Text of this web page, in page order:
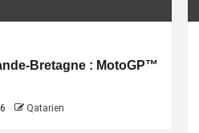
Bretagne : MotoGP™
Qatarien